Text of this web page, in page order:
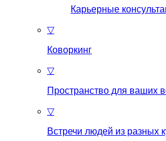
Карьерные
▽
Коворкинг
▽
Пространство для ваших
▽
Встречи людей из разных